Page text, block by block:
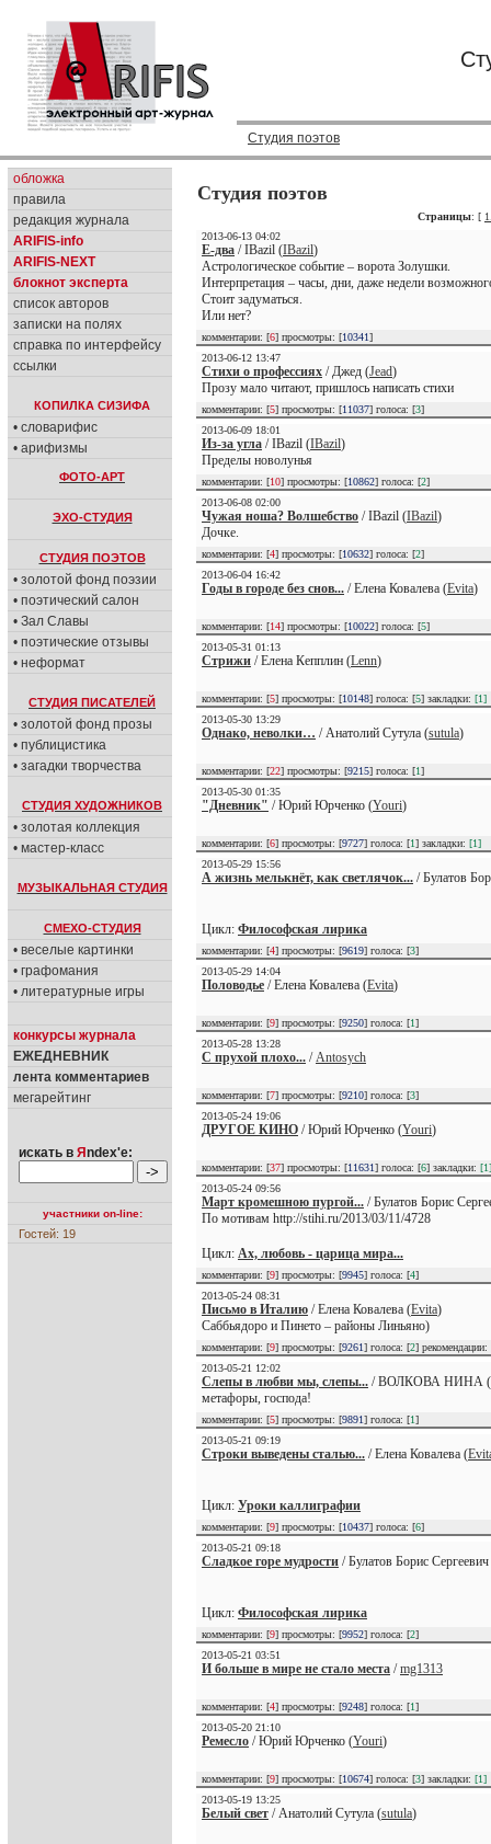
Студия поэтов
обложка
правила
редакция журнала
ARIFIS-info
ARIFIS-NEXT
блокнот эксперта
список авторов
записки на полях
справка по интерфейсу
ссылки
КОПИЛКА СИЗИФА
• словарифис
• арифизмы
ФОТО-АРТ
ЭХО-СТУДИЯ
СТУДИЯ ПОЭТОВ
• золотой фонд поэзии
• поэтический салон
• Зал Славы
• поэтические отзывы
• неформат
СТУДИЯ ПИСАТЕЛЕЙ
• золотой фонд прозы
• публицистика
• загадки творчества
СТУДИЯ ХУДОЖНИКОВ
• золотая коллекция
• мастер-класс
МУЗЫКАЛЬНАЯ СТУДИЯ
СМЕХО-СТУДИЯ
• веселые картинки
• графомания
• литературные игры
конкурсы журнала
ЕЖЕДНЕВНИК
лента комментариев
мегарейтинг
искать в Я ndex'е:
участники on-line:
Гостей: 19
Студия поэтов
Страницы: [
2013-06-13 04:02
Е-два / IBazil (IBazil)
Астрологическое событие – ворота Золушки.
Интерпретация – часы, дни, даже недели
Стоит задуматься.
Или нет?
комментарии: [6] просмотры: [10341]
2013-06-12 13:47
Стихи о профессиях / Джед (Jead)
Прозу мало читают, пришлось написать стихи
комментарии: [5] просмотры: [11037] голоса: [3]
2013-06-09 18:01
Из-за угла / IBazil (IBazil)
Пределы новолунья
комментарии: [10] просмотры: [10862] голоса: [2]
2013-06-08 02:00
Чужая ноша? Волшебство / IBazil (IBazil)
Дочке.
комментарии: [4] просмотры: [10632] голоса: [2]
2013-06-04 16:42
Годы в городе без снов... / Елена Ковалева (Evita)
комментарии: [14] просмотры: [10022] голоса: [5]
2013-05-31 01:13
Стрижи / Елена Кепплин (Lenn)
комментарии: [5] просмотры: [10148] голоса: [5] закладки: [1]
2013-05-30 13:29
Однако, неволки… / Анатолий Сутула (sutula)
комментарии: [22] просмотры: [9215] голоса: [1]
2013-05-30 01:35
"Дневник" / Юрий Юрченко (Youri)
комментарии: [6] просмотры: [9727] голоса: [1] закладки: [1]
2013-05-29 15:56
А жизнь мелькнёт, как светлячок... / Булатов
Цикл: Философская лирика
комментарии: [4] просмотры: [9619] голоса: [3]
2013-05-29 14:04
Половодье / Елена Ковалева (Evita)
комментарии: [9] просмотры: [9250] голоса: [1]
2013-05-28 13:28
С прухой плохо... /Antosych
комментарии: [7] просмотры: [9210] голоса: [3]
2013-05-24 19:06
ДРУГОЕ КИНО / Юрий Юрченко (Youri)
комментарии: [37] просмотры: [11631] голоса: [6] закладки: [1]
2013-05-24 09:56
Март кромешною пургой... / Булатов Борис
По мотивам http://stihi.ru/2013/03/11/4728
Цикл: Ах, любовь - царица мира...
комментарии: [9] просмотры: [9945] голоса: [4]
2013-05-24 08:31
Письмо в Италию / Елена Ковалева (Evita)
Саббьядоро и Пинето – районы Линьяно)
комментарии: [9] просмотры: [9261] голоса: [2] рекомендации:
2013-05-21 12:02
Слепы в любви мы, слепы... / ВОЛКОВА НИНА (
метафоры, господа!
комментарии: [5] просмотры: [9891] голоса: [1]
2013-05-21 09:19
Строки выведены сталью... / Елена Ковалева (
Цикл: Уроки каллиграфии
комментарии: [9] просмотры: [10437] голоса: [6]
2013-05-21 09:18
Сладкое горе мудрости / Булатов Борис
Цикл: Философская лирика
комментарии: [9] просмотры: [9952] голоса: [2]
2013-05-21 03:51
И больше в мире не стало места /mg1313
комментарии: [4] просмотры: [9248] голоса: [1]
2013-05-20 21:10
Ремесло / Юрий Юрченко (Youri)
комментарии: [9] просмотры: [10674] голоса: [3] закладки: [1]
2013-05-19 13:25
Белый свет / Анатолий Сутула (sutula)